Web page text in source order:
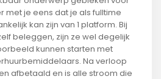
met je eens dat je als fulltime
kan zijn van 1 platform. Bij
beleggen, zijn ze wel degelijk
kunnen starten met
Na verloop
afbetaald en is alle stroom die